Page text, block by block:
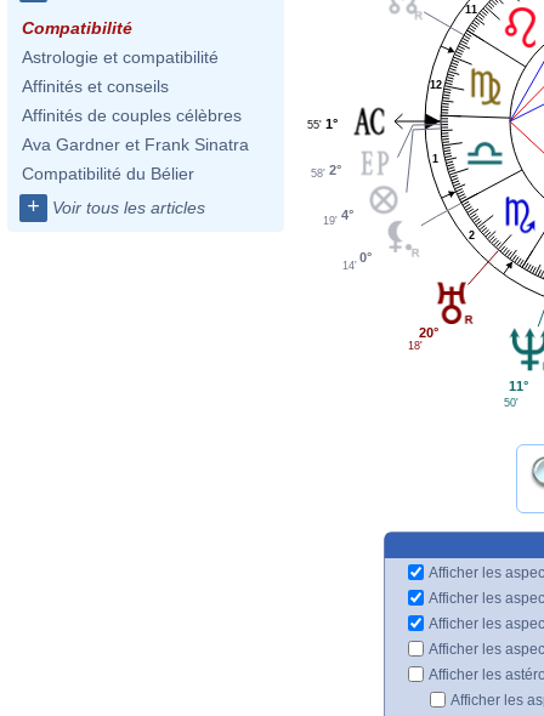
Compatibilité
Astrologie et compatibilité
Affinités et conseils
Affinités de couples célèbres
Ava Gardner et Frank Sinatra
Compatibilité du Bélier
+ Voir tous les articles
1
2
11
12
1°
55'
2°
58'
4°
19'
0°
14'
20°
18'
11°
50'
Afficher les
Afficher les
Afficher les
Afficher les
Afficher les
Afficher les